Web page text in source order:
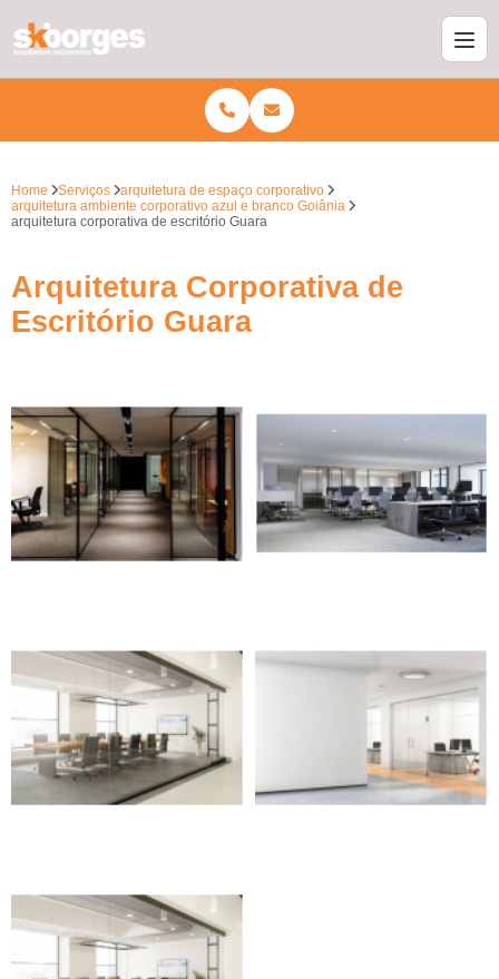
Home Serviços
arquitetura de espaço corporativo
arquitetura ambiente corporativo azul e branco Goiânia
arquitetura corporativa de escritório Guara
Arquitetura Corporativa de
Escritório Guara